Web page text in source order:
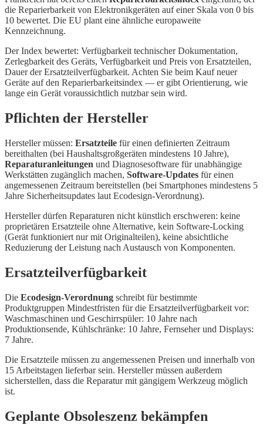
die Reparierbarkeit von Elektronikgeräten auf einer Skala von 0 bis
10 bewertet. Die EU plant eine ähnliche europaweite
Kennzeichnung.
Der Index bewertet: Verfügbarkeit technischer Dokumentation,
Zerlegbarkeit des Geräts, Verfügbarkeit und Preis von Ersatzteilen,
Dauer der Ersatzteilverfügbarkeit. Achten Sie beim Kauf neuer
Geräte auf den Reparierbarkeitsindex — er gibt Orientierung, wie
lange ein Gerät voraussichtlich nutzbar sein wird.
Pflichten der Hersteller
Hersteller müssen: Ersatzteile für einen definierten Zeitraum
bereithalten (bei Haushaltsgroßgeräten mindestens 10 Jahre),
Reparaturanleitungen und Diagnosesoftware für unabhängige
Werkstätten zugänglich machen, Software-Updates für einen
angemessenen Zeitraum bereitstellen (bei Smartphones mindestens 5
Jahre Sicherheitsupdates laut Ecodesign-Verordnung).
Hersteller dürfen Reparaturen nicht künstlich erschweren: keine
proprietären Ersatzteile ohne Alternative, kein Software-Locking
(Gerät funktioniert nur mit Originalteilen), keine absichtliche
Reduzierung der Leistung nach Austausch von Komponenten.
Ersatzteilverfügbarkeit
Die Ecodesign-Verordnung schreibt für bestimmte
Produktgruppen Mindestfristen für die Ersatzteilverfügbarkeit vor:
Waschmaschinen und Geschirrspüler: 10 Jahre nach
Produktionsende, Kühlschränke: 10 Jahre, Fernseher und Displays:
7 Jahre.
Die Ersatzteile müssen zu angemessenen Preisen und innerhalb von
15 Arbeitstagen lieferbar sein. Hersteller müssen außerdem
sicherstellen, dass die Reparatur mit gängigem Werkzeug möglich
ist.
Geplante Obsoleszenz bekämpfen